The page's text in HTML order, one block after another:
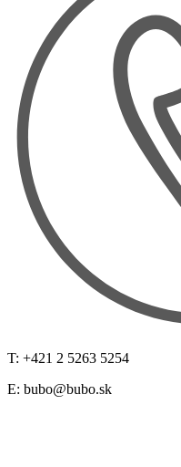
T: +421 2 5263 5254
E: bubo@bubo.sk